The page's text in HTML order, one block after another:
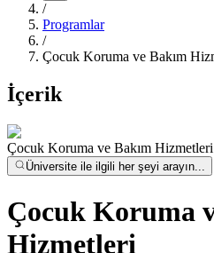
/
Programlar
/
Çocuk Koruma ve Bakım
İçerik
Çocuk Koruma ve Bakım Hizmetleri
Üniversite ile ilgili her şeyi arayın...
Çocuk Koruma
Hizmetleri